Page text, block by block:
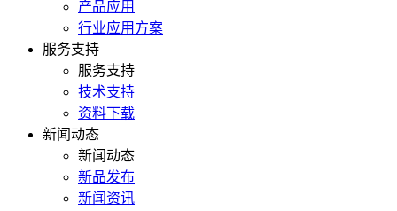
产品应用
行业应用方案
服务支持
服务支持
技术支持
资料下载
新闻动态
新闻动态
新品发布
新闻资讯